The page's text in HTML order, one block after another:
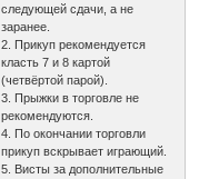
следующей сдачи, а не
заранее.
2. Прикуп рекомендуется
класть 7 и 8 картой
(четвёртой парой).
3. Прыжки в торговле не
рекомендуются.
4. По окончании торговли
прикуп вскрывает играющий.
5. Висты за дополнительные